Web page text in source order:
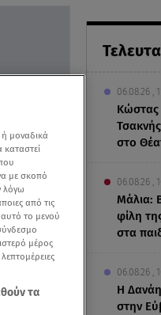
06.08.26 ,
Κώστας
στο
06.08.26 ,
Μάλια:
φίλη
στα
06.08.26 ,
Η
στην
μοναδικά
με σκοπό
λόγω
από τις
αυτό το μενού
μέρος
τα